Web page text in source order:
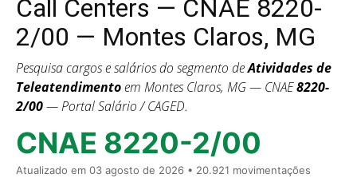
Call Centers — CNAE 8220-
2/00 — Montes Claros, MG
Pesquisa cargos e salários do segmento deAtividades de
Teleatendimentoem Montes Claros, MG — CNAE8220-
2/00— Portal Salário / CAGED.
CNAE 8220-2/00
Atualizado em 03 agosto de 2026 • 20.921 movimentações